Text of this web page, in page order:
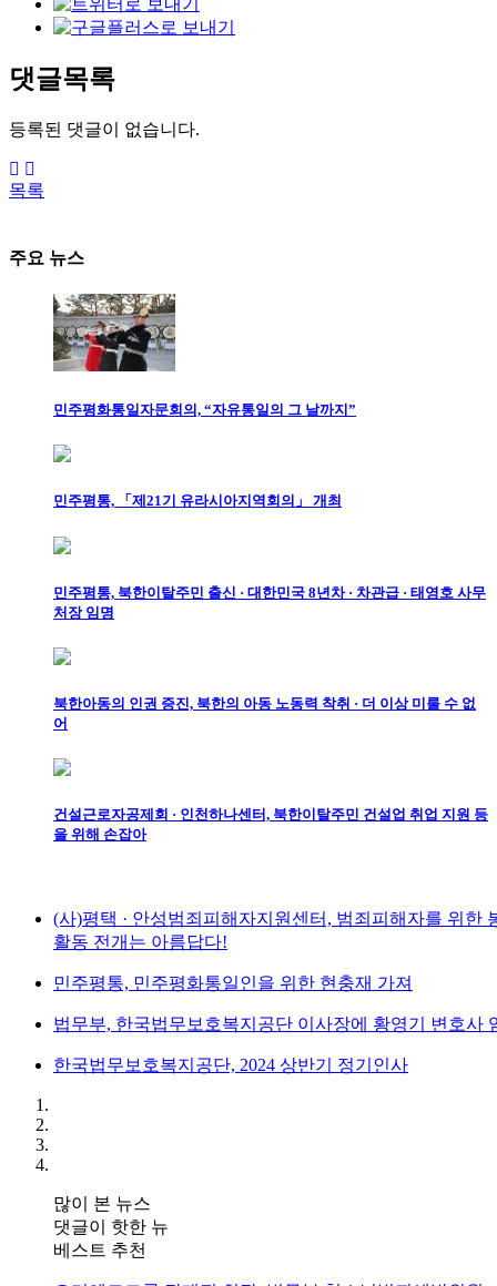
댓글목록
등록된 댓글이 없습니다.
목록
주요 뉴스
민주평화통일자문회의, “자유통일의 그 날까지”
민주평통, 「제21기 유라시아지역회의」 개최
민주평통, 북한이탈주민 출신 · 대한민국 8년차 · 차관급 · 태영호 사무
처장 임명
북한아동의 인권 증진, 북한의 아동 노동력 착취 · 더 이상 미룰 수 없
어
건설근로자공제회 · 인천하나센터, 북한이탈주민 건설업 취업 지원 등
을 위해 손잡아
(사)평택 · 안성범죄피해자지원센터, 범죄피해자를 위한
활동 전개는 아름답다!
민주평통, 민주평화통일인을 위한 현충재 가져
법무부, 한국법무보호복지공단 이사장에 황영기 변호사
한국법무보호복지공단, 2024 상반기 정기인사
많이 본 뉴스
댓글이 핫한 뉴
베스트 추천